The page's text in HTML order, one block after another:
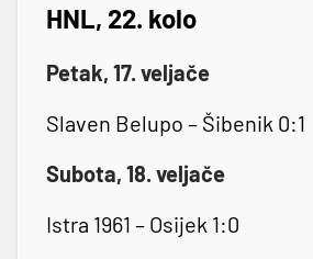
HNL, 22. kolo
Petak, 17. veljače
Slaven Belupo – Šibenik 0:1
Subota, 18. veljače
Istra 1961 – Osijek 1:0